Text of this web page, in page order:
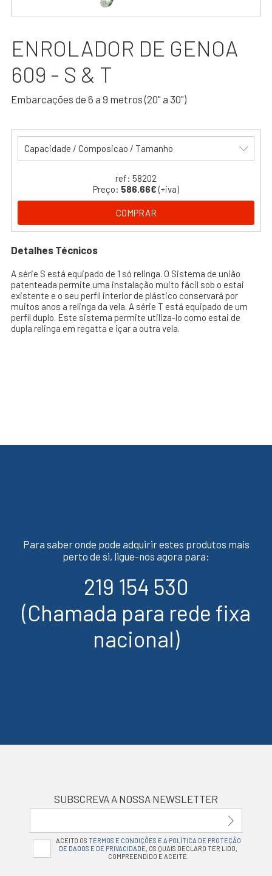
ENROLADOR DE GENOA
609 - S & T
Embarcações de 6 a 9 metros (20" a 30")
Capacidade / Composicao / Tamanho
ref: 58202
Preço: 586.66€ (+iva)
COMPRAR
Detalhes Técnicos
A série S está equipado de 1 só relinga. O Sistema de união
patenteada permite uma instalação muito fácil sob o estai
existente e o seu perfil interior de plástico conservará por
muitos anos a relinga da vela. A série T está equipado de um
perfil duplo. Este sistema permite utiliza-lo como estai de
dupla relinga em regatta e içar a outra vela.
Para saber onde pode adquirir estes produtos mais
perto de si, ligue-nos agora para:
219 154 530
(Chamada para rede fixa
nacional)
SUBSCREVA A NOSSA NEWSLETTER
ACEITO OS TERMOS E CONDIÇÕES E A POLÍTICA DE PROTEÇÃO
DE DADOS E DE PRIVACIDADE, OS QUAIS DECLARO TER LIDO,
COMPREENDIDO E ACEITE.